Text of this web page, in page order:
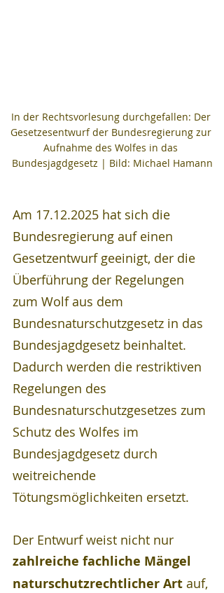
In der Rechtsvorlesung durchgefallen: Der
Gesetzesentwurf der Bundesregierung zur
Aufnahme des Wolfes in das
Bundesjagdgesetz | Bild: Michael Hamann
Am 17.12.2025 hat sich die
Bundesregierung auf einen
Gesetzentwurf geeinigt, der die
Überführung der Regelungen
zum Wolf aus dem
Bundesnaturschutzgesetz in das
Bundesjagdgesetz beinhaltet.
Dadurch werden die restriktiven
Regelungen des
Bundesnaturschutzgesetzes zum
Schutz des Wolfes im
Bundesjagdgesetz durch
weitreichende
Tötungsmöglichkeiten ersetzt.
Der Entwurf weist nicht nur
zahlreiche fachliche Mängel
naturschutzrechtlicher Art auf,